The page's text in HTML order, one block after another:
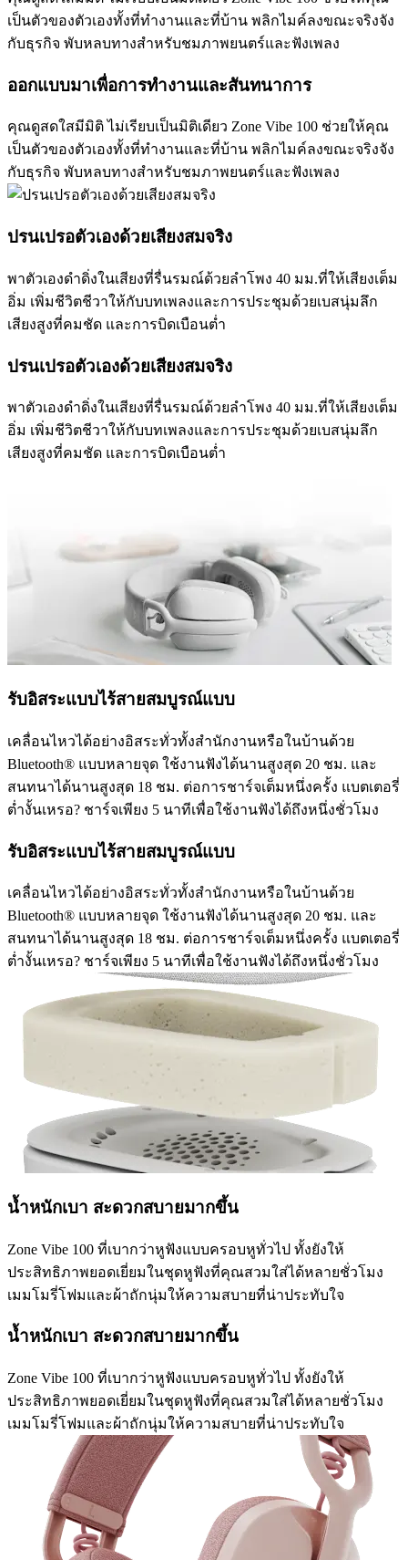
เป็นตัวของตัวเองทั้งที่ทำงานและที่บ้าน พลิกไมค์ลงขณะจริงจัง
กับธุรกิจ พับหลบทางสำหรับชมภาพยนตร์และฟังเพลง
ออกแบบมาเพื่อการทำงานและสันทนาการ
คุณดูสดใสมีมิติ ไม่เรียบเป็นมิติเดียว Zone Vibe 100 ช่วยให้คุณ
เป็นตัวของตัวเองทั้งที่ทำงานและที่บ้าน พลิกไมค์ลงขณะจริงจัง
กับธุรกิจ พับหลบทางสำหรับชมภาพยนตร์และฟังเพลง
ปรนเปรอตัวเองด้วยเสียงสมจริง
พาตัวเองดำดิ่งในเสียงที่รื่นรมณ์ด้วยลำโพง 40 มม.ที่ให้เสียงเต็ม
อิ่ม เพิ่มชีวิตชีวาให้กับบทเพลงและการประชุมด้วยเบสนุ่มลึก
เสียงสูงที่คมชัด และการบิดเบือนต่ำ
ปรนเปรอตัวเองด้วยเสียงสมจริง
พาตัวเองดำดิ่งในเสียงที่รื่นรมณ์ด้วยลำโพง 40 มม.ที่ให้เสียงเต็ม
อิ่ม เพิ่มชีวิตชีวาให้กับบทเพลงและการประชุมด้วยเบสนุ่มลึก
เสียงสูงที่คมชัด และการบิดเบือนต่ำ
รับอิสระแบบไร้สายสมบูรณ์แบบ
เคลื่อนไหวได้อย่างอิสระทั่วทั้งสำนักงานหรือในบ้านด้วย
Bluetooth® แบบหลายจุด ใช้งานฟังได้นานสูงสุด 20 ชม. และ
สนทนาได้นานสูงสุด 18 ชม. ต่อการชาร์จเต็มหนึ่งครั้ง แบตเตอรี่
ต่ำงั้นเหรอ? ชาร์จเพียง 5 นาทีเพื่อใช้งานฟังได้ถึงหนึ่งชั่วโมง
รับอิสระแบบไร้สายสมบูรณ์แบบ
เคลื่อนไหวได้อย่างอิสระทั่วทั้งสำนักงานหรือในบ้านด้วย
Bluetooth® แบบหลายจุด ใช้งานฟังได้นานสูงสุด 20 ชม. และ
สนทนาได้นานสูงสุด 18 ชม. ต่อการชาร์จเต็มหนึ่งครั้ง แบตเตอรี่
ต่ำงั้นเหรอ? ชาร์จเพียง 5 นาทีเพื่อใช้งานฟังได้ถึงหนึ่งชั่วโมง
น้ำหนักเบา สะดวกสบายมากขึ้น
Zone Vibe 100 ที่เบากว่าหูฟังแบบครอบหูทั่วไป ทั้งยังให้
ประสิทธิภาพยอดเยี่ยมในชุดหูฟังที่คุณสวมใส่ได้หลายชั่วโมง
เมมโมรี่โฟมและผ้าถักนุ่มให้ความสบายที่น่าประทับใจ
น้ำหนักเบา สะดวกสบายมากขึ้น
Zone Vibe 100 ที่เบากว่าหูฟังแบบครอบหูทั่วไป ทั้งยังให้
ประสิทธิภาพยอดเยี่ยมในชุดหูฟังที่คุณสวมใส่ได้หลายชั่วโมง
เมมโมรี่โฟมและผ้าถักนุ่มให้ความสบายที่น่าประทับใจ